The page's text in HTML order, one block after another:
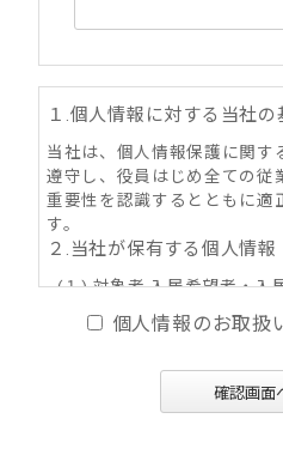
１.個人情報に対する当社
当社は、個人情報保護に関す
遵守し、役員はじめ全ての従
重要性を認識するとともに適
す。
２.当社が保有する個人情報
(１) 対象者 入居希望者・入
家族・同居人・不動産の
(２) 取得情報内容 住所・氏
アドレス）・自宅電話
個人情報のお取扱
確認画面